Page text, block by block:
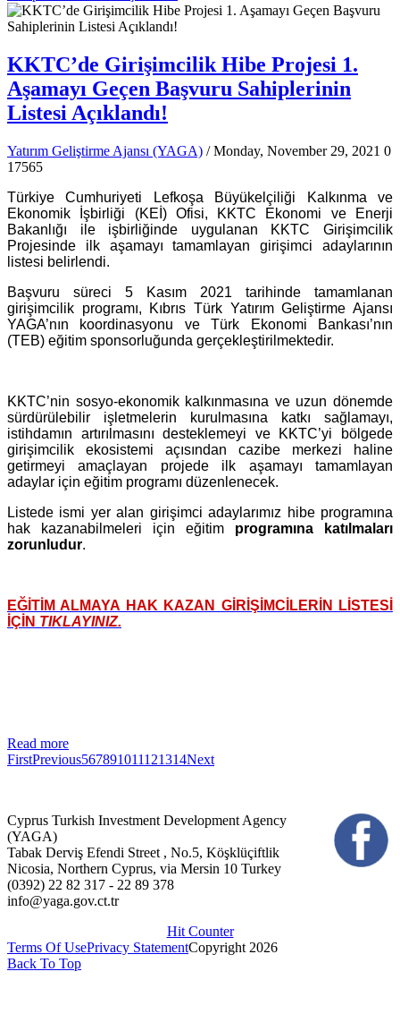
KKTC’de Girişimcilik Hibe Projesi 1.
Aşamayı Geçen Başvuru Sahiplerinin
Listesi Açıklandı!
Yatırım Geliştirme Ajansı (YAGA) / Monday, November 29, 2021 0
17565
Türkiye Cumhuriyeti Lefkoşa Büyükelçiliği Kalkınma ve
Ekonomik İşbirliği (KEİ) Ofisi, KKTC Ekonomi ve Enerji
Bakanlığı ile işbirliğinde uygulanan KKTC Girişimcilik
Projesinde ilk aşamayı tamamlayan girişimci adaylarının
listesi belirlendi.
Başvuru süreci 5 Kasım 2021 tarihinde tamamlanan
girişimcilik programı, Kıbrıs Türk Yatırım Geliştirme Ajansı
YAGA’nın koordinasyonu ve Türk Ekonomi Bankası’nın
(TEB) eğitim sponsorluğunda gerçekleştirilmektedir.
KKTC’nin sosyo-ekonomik kalkınmasına ve uzun dönemde
sürdürülebilir işletmelerin kurulmasına katkı sağlamayı,
istihdamın artırılmasını desteklemeyi ve KKTC’yi bölgede
girişimcilik ekosistemi açısından cazibe merkezi haline
getirmeyi amaçlayan projede ilk aşamayı tamamlayan
adaylar için eğitim programı düzenlenecek.
Listede ismi yer alan girişimci adaylarımız hibe programına
hak kazanabilmeleri için eğitim programına katılmaları
zorunludur.
EĞİTİM ALMAYA HAK KAZAN GİRİŞİMCİLERİN LİSTESİ
İÇİN TIKLAYINIZ.
Read more
FirstPrevious567891011121314Next
Cyprus Turkish Investment Development Agency
(YAGA)
Tabak Derviş Efendi Street , No.5, Köşklüçiftlik
Nicosia, Northern Cyprus, via Mersin 10 Turkey
(0392) 22 82 317 - 22 89 378
info@yaga.gov.ct.tr
Hit Counter
Terms Of UsePrivacy StatementCopyright 2026
Back To Top